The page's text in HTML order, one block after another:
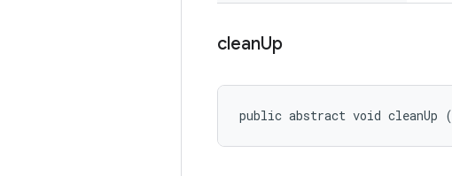
cleanUp
public abstract void cleanUp (